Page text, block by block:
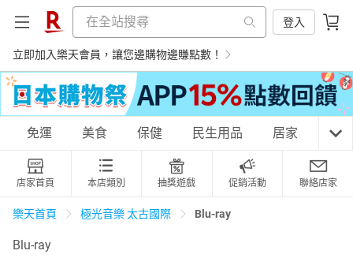
登入
立即加入樂天會員，讓您邊購物邊賺點數！
購物網分類
天天免運 美食蛋糕 養生保健
免運 美食 保健 民生用品 居家 3C
店家首頁 本店類別 抽獎遊戲 促銷活動 聯絡店家
樂天首頁 極光音樂 太古國際 Blu-ray
Blu-ray